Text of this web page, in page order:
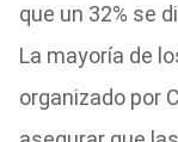
que un 32% se
La mayoría de
organizado por